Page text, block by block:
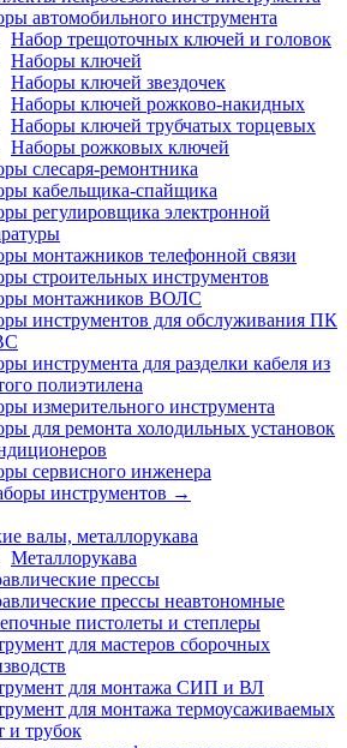
автомобильного инструмента
Набор трещоточных ключей и головок
Наборы ключей
Наборы ключей звездочек
Наборы ключей рожково-накидных
Наборы ключей трубчатых торцевых
Наборы рожковых ключей
слесаря-ремонтника
кабельщика-спайщика
регулировщика электронной
монтажников телефонной связи
строительных инструментов
монтажников ВОЛС
инструментов для обслуживания ПК
инструмента для разделки кабеля из
полиэтилена
измерительного инструмента
для ремонта холодильных установок
сервисного инженера
инструментов →
валы, металлорукава
Металлорукава
прессы
прессы неавтономные
пистолеты и степлеры
для мастеров сборочных
для монтажа СИП и ВЛ
для монтажа термоусаживаемых
и трубок